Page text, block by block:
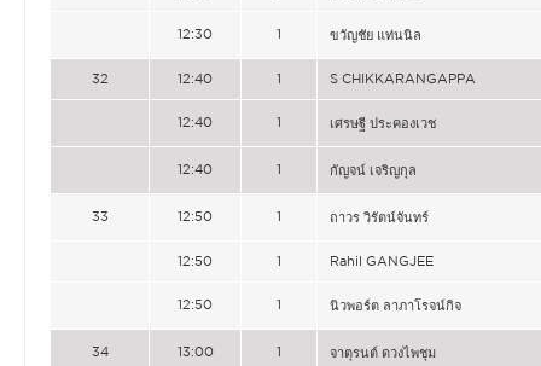
12:30 1 ขวัญชัย แท่นนิล
32 12:40 1 S CHIKKARANGAPPA
12:40 1 เศรษฐี ประคองเวช
12:40 1 กัญจน์ เจริญกุล
33 12:50 1 ถาวร วิรัตน์จันทร์
12:50 1 Rahil GANGJEE
12:50 1 นิวพอร์ต ลาภาโรจน์กิจ
34 13:00 1 จาตุรนต์ ดวงไพชุม